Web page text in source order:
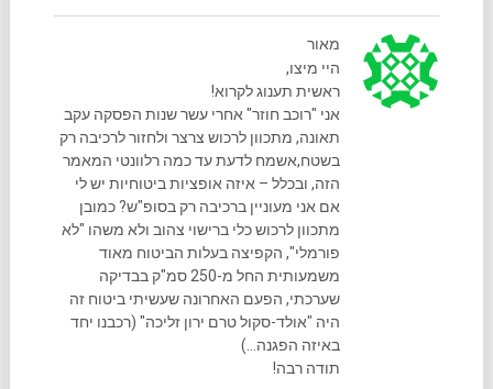
מאור
היי מיצו,
ראשית תענוג לקרוא!
אני "רוכב חוזר" אחרי עשר שנות הפסקה עקב
תאונה, מתכוון לרכוש צרצר ולחזור לרכיבה רק
בשטח,אשמח לדעת עד כמה רלוונטי המאמר
הזה, ובכלל – איזה אופציות ביטוחיות יש לי
אם אני מעוניין ברכיבה רק בסופ"ש? כמובן
מתכוון לרכוש כלי ברישוי צהוב ולא משהו "לא
פורמלי", הקפיצה בעלות הביטוח מאוד
משמעותית החל מ-250 סמ"ק בבדיקה
שערכתי, הפעם האחרונה שעשיתי ביטוח זה
היה "אולד-סקול טרם ירון זליכה" (רכבנו יחד
באיזה הפגנה…)
תודה רבה!